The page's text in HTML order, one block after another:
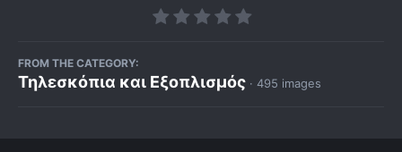
FROM THE CATEGORY:
Τηλεσκόπια και Εξοπλισμός · 495 images